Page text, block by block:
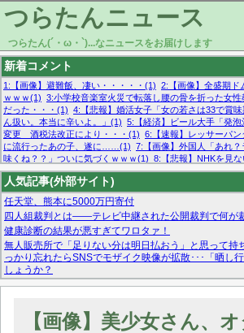
つらたんニュース
つらたん(´・ω・`)...なニュースをお届けします
新着コメント
1:【画像】避難飯、凄い・・・・・(1) 2:【画像】全盛期ド
ｗｗｗ(1) 3:小学校音楽室火災で転落し腰の骨を折った女
だった・・・(1) 4:【悲報】婚活女子「女の若さは33で賞
ん扱い。本当に辛いよ。」(1) 5:【経済】ビール大手「発
変更 酒税法改正により・・・(1) 6:【速報】レッサーパ
に流行ったあの子、遂に……(1) 7:【画像】外国人「あれ
味くね？？」ついに気づくｗｗｗ(1) 8:【悲報】NHKを見
る・・・(1) 9:欧州委員長「原発縮小は間違いでした」(1)
足、限界突破 52%「正社員も足りてません…」(1)
人気記事(外部サイト)
任天堂、熊本に5000万円寄付
四人組裁判とは——テレビ中継された公開裁判で何が
健康診断の結果が悪すぎてワロタァ！
無人販売所で「足りない分は明日払おう」と思って持
っかり忘れたらSNSでモザイク映像が拡散･･･「晒し
しょうか？
マーベル帝国、まさかの反省！？『サンダーボルツ』
【モー娘。石田亜佑美】ファーストテイク出演も新規
【画像】美少女さん、